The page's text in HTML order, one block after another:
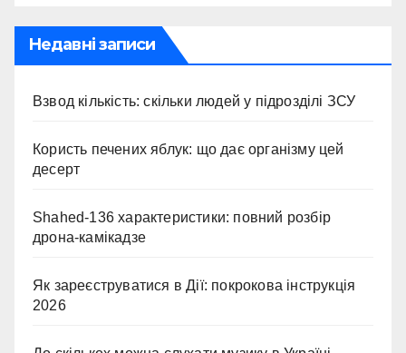
Недавні записи
Взвод кількість: скільки людей у підрозділі ЗСУ
Користь печених яблук: що дає організму цей
десерт
Shahed-136 характеристики: повний розбір
дрона-камікадзе
Як зареєструватися в Дії: покрокова інструкція
2026